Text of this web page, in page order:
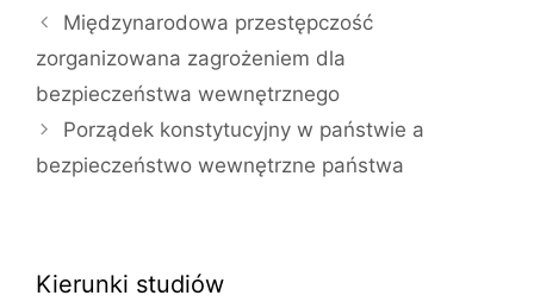
Międzynarodowa przestępczość
zorganizowana zagrożeniem dla
bezpieczeństwa wewnętrznego
Porządek konstytucyjny w państwie a
bezpieczeństwo wewnętrzne państwa
Kierunki studiów